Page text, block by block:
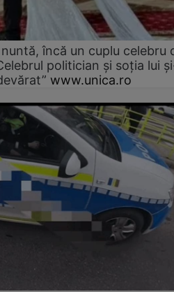
încă un cuplu celebru
politician și soția lui
www.unica.ro